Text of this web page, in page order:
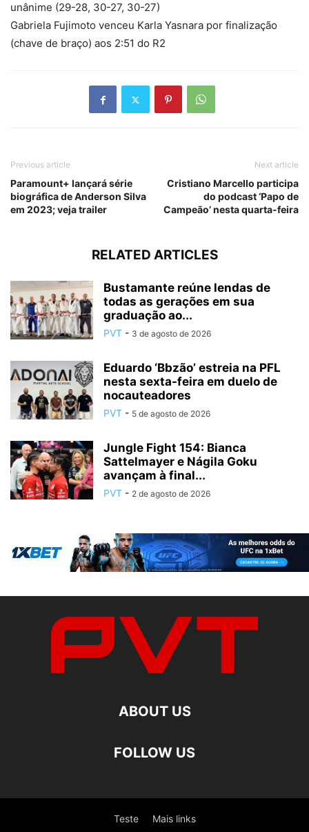
unânime (29-28, 30-27, 30-27)
Gabriela Fujimoto venceu Karla Yasnara por finalização
(chave de braço) aos 2:51 do R2
Previous article
Paramount+ lançará série
biográfica de Anderson Silva
em 2023; veja trailer
Next article
Cristiano Marcello participa
do podcast ‘Papo de
Campeão’ nesta quarta-feira
RELATED ARTICLES
Bustamante reúne lendas de
todas as gerações em sua
graduação ao...
PVT - 3 de agosto de 2026
Eduardo ‘Bbzão’ estreia na PFL
nesta sexta-feira em duelo de
nocauteadores
PVT - 5 de agosto de 2026
Jungle Fight 154: Bianca
Sattelmayer e Nágila Goku
avançam à final...
PVT - 2 de agosto de 2026
ABOUT US
FOLLOW US
Teste Mais links